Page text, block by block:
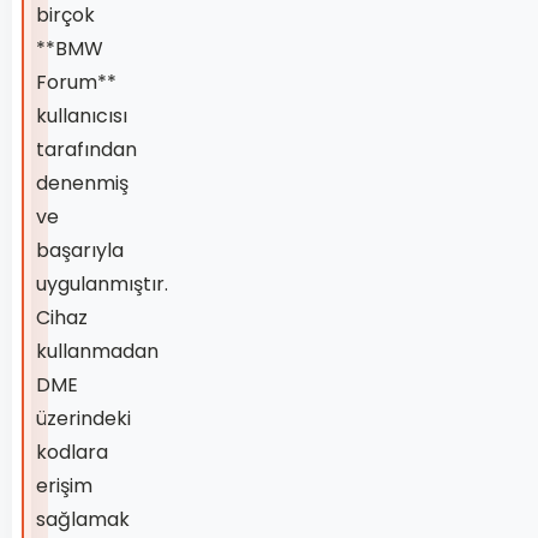
birçok
**BMW
Forum**
kullanıcısı
tarafından
denenmiş
ve
başarıyla
uygulanmıştır.
Cihaz
kullanmadan
DME
üzerindeki
kodlara
erişim
sağlamak